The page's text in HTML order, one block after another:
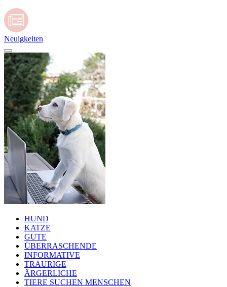
Neuigkeiten
HUND
KATZE
GUTE
ÜBERRASCHENDE
INFORMATIVE
TRAURIGE
ÄRGERLICHE
TIERE SUCHEN MENSCHEN